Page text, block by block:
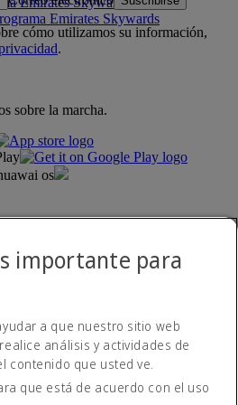
Emirates Skywards
cómo utilizamos su información,
.
sobre la marcha.
os
importante para
a que nuestro sitio web
análisis y actividades de
contenido que usted ve.
que está de acuerdo con el uso